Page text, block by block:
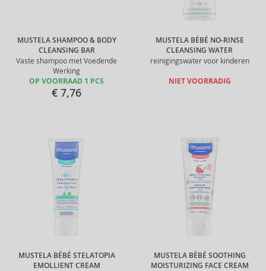
MUSTELA SHAMPOO & BODY
CLEANSING BAR
Vaste shampoo met Voedende
Werking
OP VOORRAAD 1 PCS
€ 7,76
MUSTELA BÉBÉ NO-RINSE
CLEANSING WATER
reinigingswater voor kinderen
NIET VOORRADIG
MUSTELA BÉBÉ STELATOPIA
EMOLLIENT CREAM
MUSTELA BÉBÉ SOOTHING
MOISTURIZING FACE CREAM